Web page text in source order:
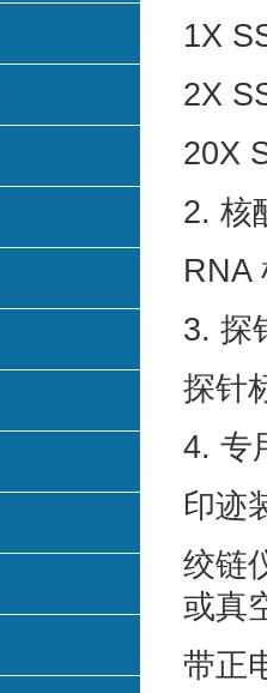
1X
2X
20X
2. 核
RNA
3. 探
探针
4. 专
印迹
绞链
或真
带正